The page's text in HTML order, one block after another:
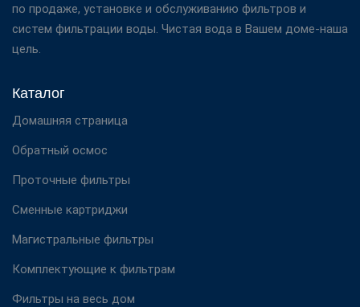
по продаже, установке и обслуживанию фильтров и
систем фильтрации воды. Чистая вода в Вашем доме-наша
цель.
Каталог
Домашняя страница
Обратный осмос
Проточные фильтры
Сменные картриджи
Магистральные фильтры
Комплектующие к фильтрам
Фильтры на весь дом